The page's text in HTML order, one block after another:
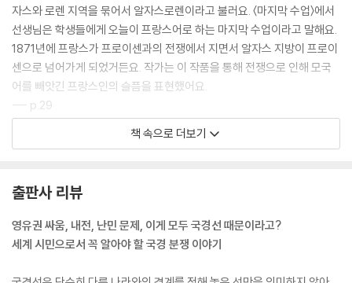
자스와 로렌 지역을 묶어서 알자스로렌이라고 불러요. 〈마지막 수업〉에서
선생님은 학생들에게 오늘이 프랑스어로 하는 마지막 수업이라고 말해요.
1871년에 프랑스가 프로이센과의 전쟁에서 지면서 알자스 지방이 프로이
센으로 넘어가게 되었거든요. 작가는 이 작품을 통해 전쟁으로 인해 모국
어를 빼앗긴 프랑스인의 슬픔을 표현했어요.
--- p.29
국경선은 국민의 안전을 지키고 국가 정체성을 유지시켜요. 국경선은 나라
경선을 넘으면 침략이에요. 또, 공항과 항만에서는 입국 심사를 통해 테러
범과 범죄자가 들어오는 걸 막고 마약이나 무기 등을 몰래 들여오진 않았
는지 검사해요. 불법적인 경로로 국경선을 넘어 온 이민자들은 추방 절차
--- p.46
책 속으로 더보기
출판사 리뷰
영유권 싸움, 내전, 난민 문제, 이게 모두 국경선 때문이라고?
세계 시민으로서 꼭 알아야 할 국경 분쟁 이야기